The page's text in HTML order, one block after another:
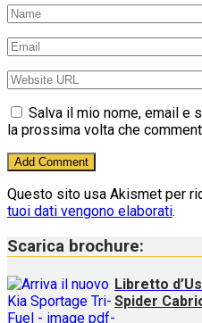
Salva il mio nome, email e
la prossima volta che
Questo sito usa Akismet per
tuoi dati vengono elaborati.
Scarica brochure:
Libretto
Spider